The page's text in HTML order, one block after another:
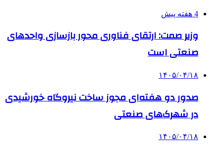
4 هفته پیش
وزیر صمت: ارتقای فناوری محور بازسازی واحدهای
صنعتی است
۱۴۰۵/۰۴/۱۸
صدور دو هفته‌ای مجوز ساخت نیروگاه خورشیدی
در شهرک‌های صنعتی
۱۴۰۵/۰۴/۱۸